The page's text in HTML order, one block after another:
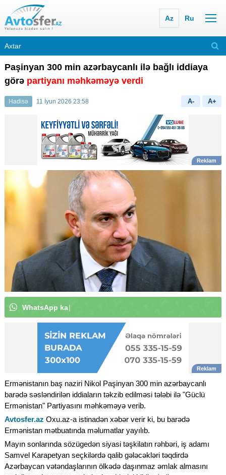
Az Ru
Paşinyan 300 min azərbaycanlı ilə bağlı iddiaya
görə partiyanı məhkəməyə verdi
Hadisə 11 İyun 2026 23:58 A- A+
WhatsApp kan
Ermənistanın baş naziri Nikol Paşinyan 300 min azərbaycanlı
barədə səsləndirilən iddiaların təkzib edilməsi tələbi ilə "Güclü
Ermənistan" Partiyasını məhkəməyə verib.
Avtosfer.az Oxu.az-a istinadən xəbər verir ki, bu barədə
Ermənistan mətbuatında məlumatlar yayılıb.
Mayın sonlarında sözügedən siyasi təşkilatın rəhbəri, iş adamı
Samvel Karapetyan seçkilərdə qalib gələcəkləri təqdirdə
Azərbaycan vətəndaşlarının ölkədə daşınmaz əmlak almasını